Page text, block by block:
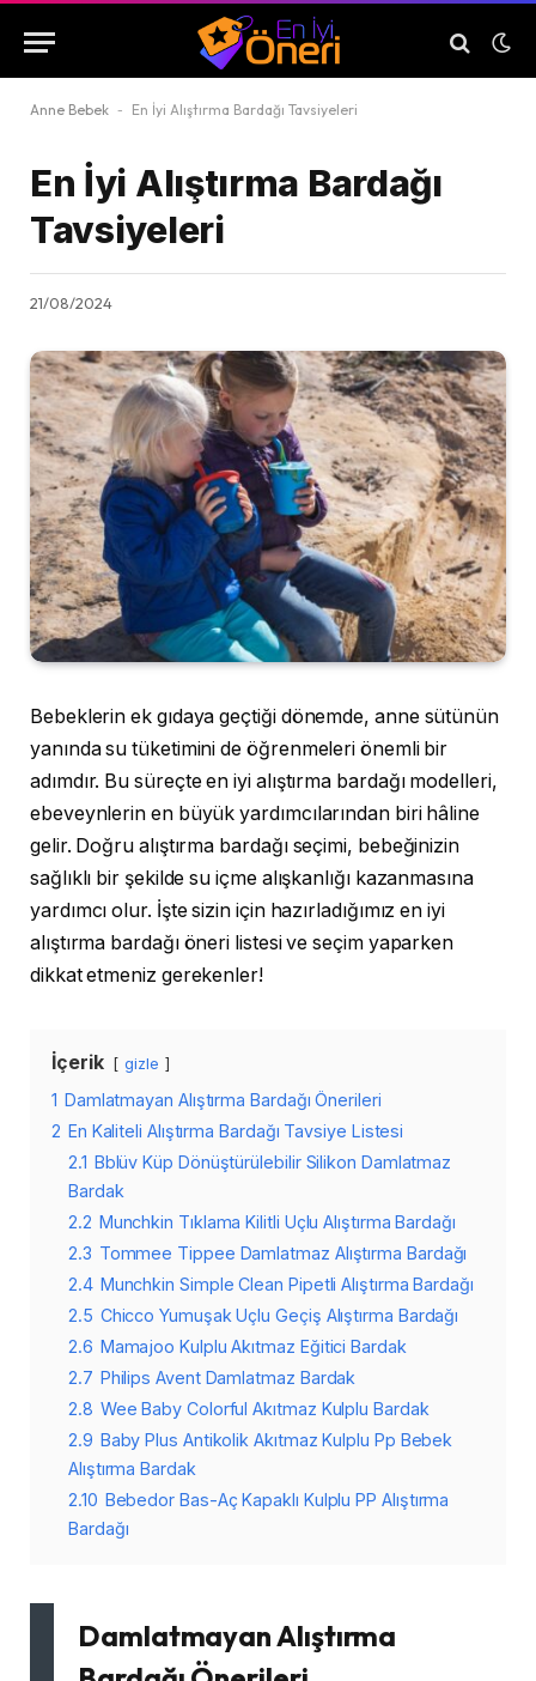
Anne Bebek - En İyi Alıştırma Bardağı Tavsiyeleri
En İyi Alıştırma Bardağı
Tavsiyeleri
21/08/2024
Bebeklerin ek gıdaya geçtiği dönemde, anne sütünün
yanında su tüketimini de öğrenmeleri önemli bir
adımdır. Bu süreçte en iyi alıştırma bardağı modelleri,
ebeveynlerin en büyük yardımcılarından biri hâline
gelir. Doğru alıştırma bardağı seçimi, bebeğinizin
sağlıklı bir şekilde su içme alışkanlığı kazanmasına
yardımcı olur. İşte sizin için hazırladığımız en iyi
alıştırma bardağı öneri listesi ve seçim yaparken
dikkat etmeniz gerekenler!
İçerik gizle
1 Damlatmayan Alıştırma Bardağı Önerileri
2 En Kaliteli Alıştırma Bardağı Tavsiye Listesi
2.1 Bblüv Küp Dönüştürülebilir Silikon Damlatmaz
Bardak
2.2 Munchkin Tıklama Kilitli Uçlu Alıştırma Bardağı
2.3 Tommee Tippee Damlatmaz Alıştırma Bardağı
2.4 Munchkin Simple Clean Pipetli Alıştırma Bardağı
2.5 Chicco Yumuşak Uçlu Geçiş Alıştırma Bardağı
2.6 Mamajoo Kulplu Akıtmaz Eğitici Bardak
2.7 Philips Avent Damlatmaz Bardak
2.8 Wee Baby Colorful Akıtmaz Kulplu Bardak
2.9 Baby Plus Antikolik Akıtmaz Kulplu Pp Bebek
Alıştırma Bardak
2.10 Bebedor Bas-Aç Kapaklı Kulplu PP Alıştırma
Bardağı
Damlatmayan Alıştırma